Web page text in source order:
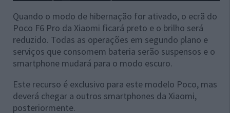
Quando o modo de hibernação for ativado, o ecrã do
Poco F6 Pro da Xiaomi ficará preto e o brilho será
reduzido. Todas as operações em segundo plano e
serviços que consomem bateria serão suspensos e o
smartphone mudará para o modo escuro.
Este recurso é exclusivo para este modelo Poco, mas
deverá chegar a outros smartphones da Xiaomi,
posteriormente.